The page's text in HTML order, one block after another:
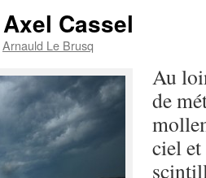
Cassel
Arnauld Le Brusq
Au
de
ciel